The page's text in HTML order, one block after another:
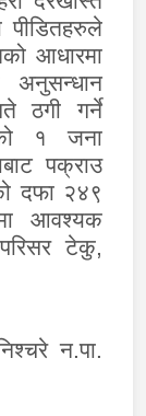
पीडितहरुले
आधारमा
अनुसन्धान
ठगी गर्ने
१ जना
पक्राउ
दफा २४९
कसुर अपराधमा
आवश्यक
टेकु,
न.पा.